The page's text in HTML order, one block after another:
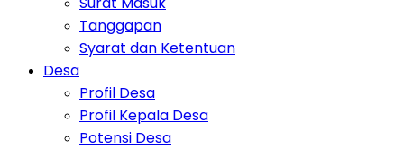
Tanggapan
Syarat dan Ketentuan
Desa
Profil Desa
Profil Kepala Desa
Potensi Desa